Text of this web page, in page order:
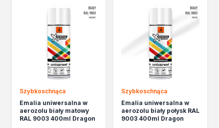
Szybkoschnąca
Emalia uniwersalna w
aerozolu biały matowy
RAL 9003 400ml Dragon
Szybkoschnąca
Emalia uniwersalna w
aerozolu biały połysk RAL
9003 400ml Dragon